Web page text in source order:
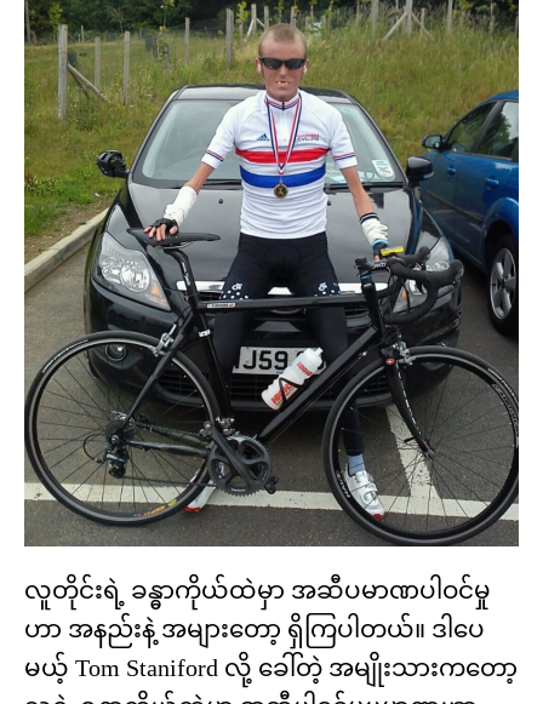
လူတိုင်းရဲ့ ခန္ဓာကိုယ်ထဲမှာ အဆီပမာဏပါဝင်မှု
ဟာ အနည်းနဲ့ အများတော့ ရှိကြပါတယ်။ ဒါပေ
မယ့် Tom Staniford လို့ ခေါ်တဲ့ အမျိုးသားကတော့